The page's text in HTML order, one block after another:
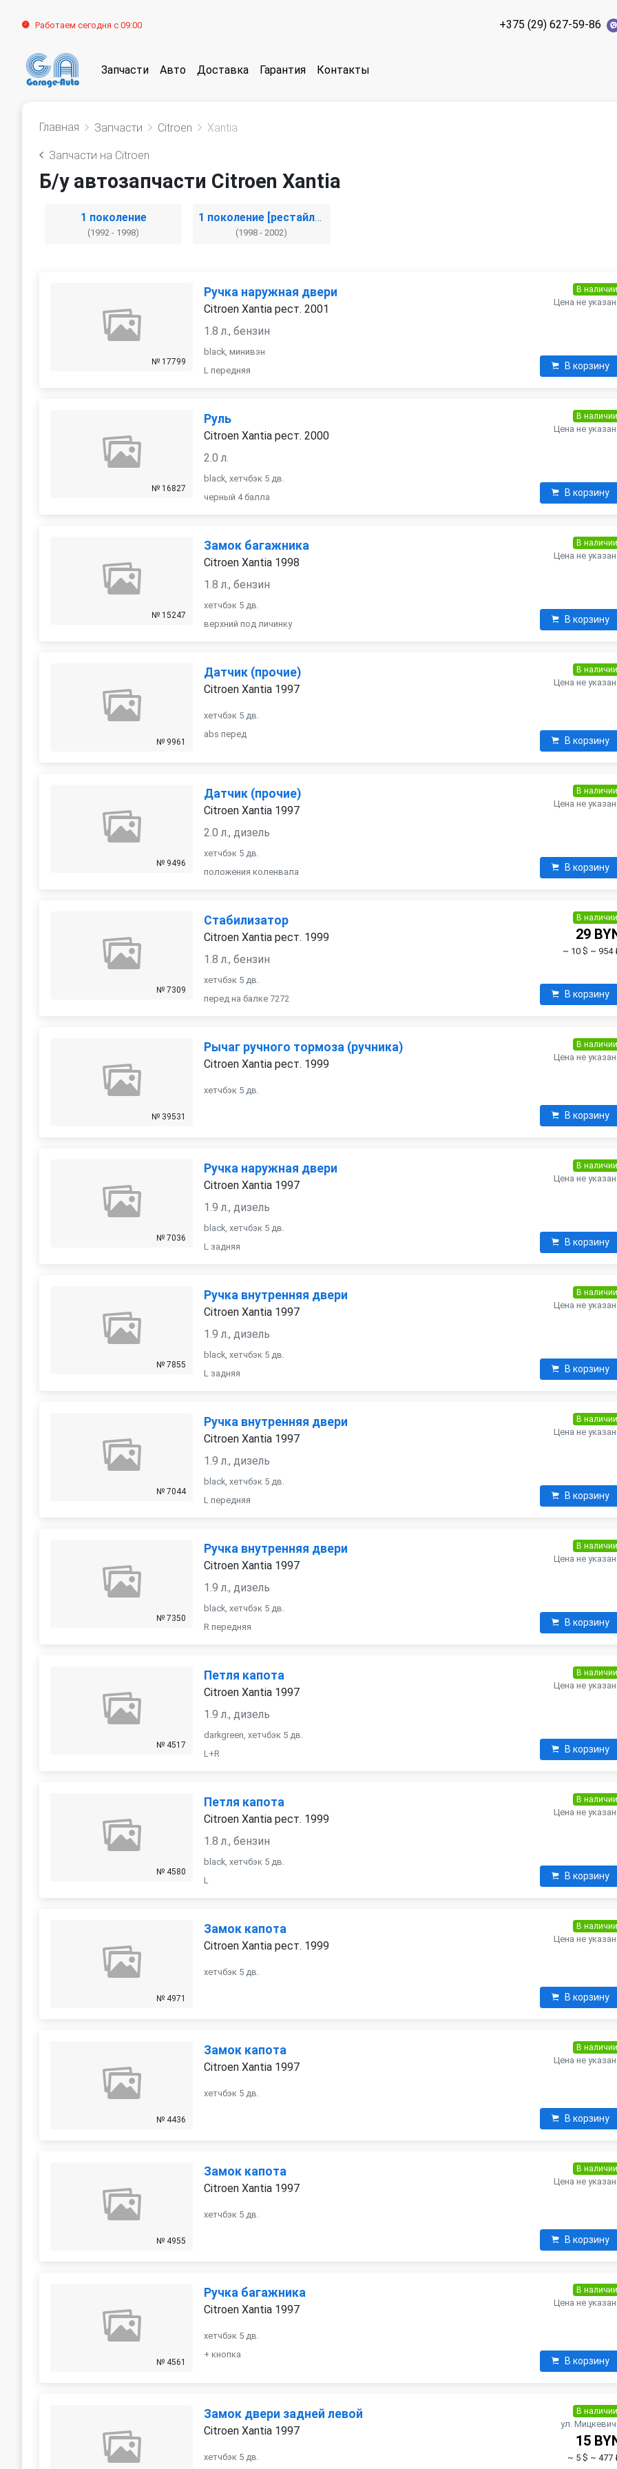
Работаем сегодня с 09:00 +375 (29) 627-59-86
Запчасти Авто Доставка Гарантия Контакты
Главная Запчасти Citroen Xantia
Запчасти на Citroen
Б/у автозапчасти Citroen Xantia
1 поколение
(1992 - 1998)
1 поколение [рестайлинг]
(1998 - 2002)
№ 17799
Ручка наружная двери
Citroen Xantia рест. 2001
1.8 л., бензин
black, минивэн
L передняя
В наличии
Цена не
В корзину
№ 16827
Руль
Citroen Xantia рест. 2000
2.0 л.
black, хетчбэк 5 дв.
черный 4 балла
В наличии
Цена не
В корзину
№ 15247
Замок багажника
Citroen Xantia 1998
1.8 л., бензин
хетчбэк 5 дв.
верхний под личинку
В наличии
Цена не
В корзину
№ 9961
Датчик (прочие)
Citroen Xantia 1997
хетчбэк 5 дв.
abs перед
В наличии
Цена не
В корзину
№ 9496
Датчик (прочие)
Citroen Xantia 1997
2.0 л., дизель
хетчбэк 5 дв.
положения коленвала
В наличии
Цена не
В корзину
№ 7309
Стабилизатор
Citroen Xantia рест. 1999
1.8 л., бензин
хетчбэк 5 дв.
перед на балке 7272
В наличии
29
~ 10 $ ~ 954
В корзину
№ 39531
Рычаг ручного тормоза (ручника)
Citroen Xantia рест. 1999
хетчбэк 5 дв.
В наличии
Цена не
В корзину
№ 7036
Ручка наружная двери
Citroen Xantia 1997
1.9 л., дизель
black, хетчбэк 5 дв.
L задняя
В наличии
Цена не
В корзину
№ 7855
Ручка внутренняя двери
Citroen Xantia 1997
1.9 л., дизель
black, хетчбэк 5 дв.
L задняя
В наличии
Цена не
В корзину
№ 7044
Ручка внутренняя двери
Citroen Xantia 1997
1.9 л., дизель
black, хетчбэк 5 дв.
L передняя
В наличии
Цена не
В корзину
№ 7350
Ручка внутренняя двери
Citroen Xantia 1997
1.9 л., дизель
black, хетчбэк 5 дв.
R передняя
В наличии
Цена не
В корзину
№ 4517
Петля капота
Citroen Xantia 1997
1.9 л., дизель
darkgreen, хетчбэк 5 дв.
L+R
В наличии
Цена не
В корзину
№ 4580
Петля капота
Citroen Xantia рест. 1999
1.8 л., бензин
black, хетчбэк 5 дв.
L
В наличии
Цена не
В корзину
№ 4971
Замок капота
Citroen Xantia рест. 1999
хетчбэк 5 дв.
В наличии
Цена не
В корзину
№ 4436
Замок капота
Citroen Xantia 1997
хетчбэк 5 дв.
В наличии
Цена не
В корзину
№ 4955
Замок капота
Citroen Xantia 1997
хетчбэк 5 дв.
В наличии
Цена не
В корзину
№ 4561
Ручка багажника
Citroen Xantia 1997
хетчбэк 5 дв.
+ кнопка
В наличии
Цена не
В корзину
Замок двери задней левой
Citroen Xantia 1997
хетчбэк 5 дв.
В наличии
ул.
15
~ 5 $ ~ 477